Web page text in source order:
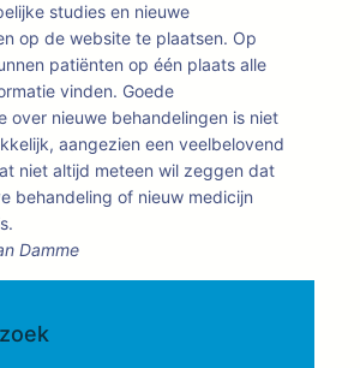
studies en nieuwe
op de website te plaatsen. Op
patiënten op één plaats alle
vinden. Goede
over nieuwe behandelingen is niet
aangezien een veelbelovend
niet altijd meteen wil zeggen dat
behandeling of nieuw medicijn
Damme